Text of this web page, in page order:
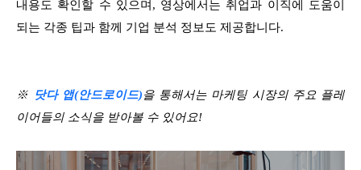
내용도 확인할 수 있으며, 영상에서는 취업과 이직에 도움이
되는 각종 팁과 함께 기업 분석 정보도 제공합니다.
※ 닷다 앱(안드로이드)을 통해서는 마케팅 시장의 주요 플레
이어들의 소식을 받아볼 수 있어요!